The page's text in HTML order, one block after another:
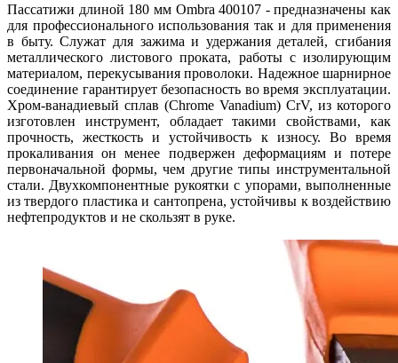
Пассатижи длиной 180 мм Ombra 400107 - предназначены как
для профессионального использования так и для применения
в быту. Служат для зажима и удержания деталей, сгибания
металлического листового проката, работы с изолирующим
материалом, перекусывания проволоки. Надежное шарнирное
соединение гарантирует безопасность во время эксплуатации.
Хром-ванадиевый сплав (Chrome Vanadium) CrV, из которого
изготовлен инструмент, обладает такими свойствами, как
прочность, жесткость и устойчивость к износу. Во время
прокаливания он менее подвержен деформациям и потере
первоначальной формы, чем другие типы инструментальной
стали. Двухкомпонентные рукоятки с упорами, выполненные
из твердого пластика и сантопрена, устойчивы к воздействию
нефтепродуктов и не скользят в руке.